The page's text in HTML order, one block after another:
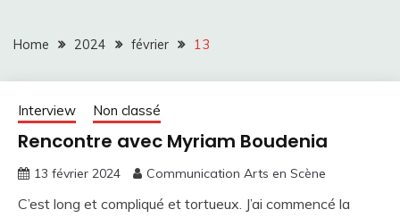
Home 2024 février 13
Interview Non classé
Rencontre avec Myriam Boudenia
13 février 2024 Communication Arts en Scène
C’est long et compliqué et tortueux. J’ai commencé la